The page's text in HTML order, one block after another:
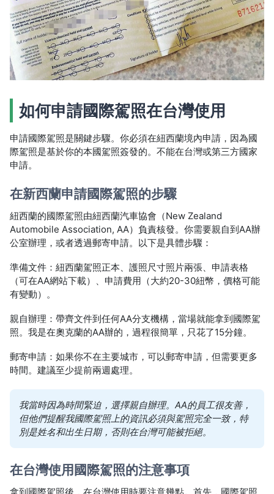
如何申請國際駕照在台灣使用
申請國際駕照是關鍵步驟。你必須在紐西蘭境內申請，因為國
際駕照是基於你的本國駕照簽發的。不能在台灣或第三方國家
申請。
在新西蘭申請國際駕照的步驟
紐西蘭的國際駕照由紐西蘭汽車協會（New Zealand
Automobile Association, AA）負責核發。你需要親自到AA辦
公室辦理，或者透過郵寄申請。以下是具體步驟：
準備文件：紐西蘭駕照正本、護照尺寸照片兩張、申請表格
（可在AA網站下載）、申請費用（大約20-30紐幣，價格可能
有變動）。
親自辦理：帶齊文件到任何AA分支機構，當場就能拿到國際駕
照。我是在奧克蘭的AA辦的，過程很簡單，只花了15分鐘。
郵寄申請：如果你不在主要城市，可以郵寄申請，但需要更多
時間。建議至少提前兩週處理。
我當時因為時間緊迫，選擇親自辦理。AA的員工很友善，
但他們提醒我國際駕照上的資訊必須與駕照完全一致，特
別是姓名和出生日期，否則在台灣可能被拒絕。
在台灣使用國際駕照的注意事項